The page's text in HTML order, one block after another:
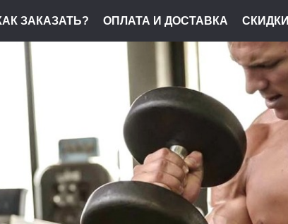
ЗАКАЗАТЬ? ОПЛАТА И ДОСТАВКА СКИДКИ